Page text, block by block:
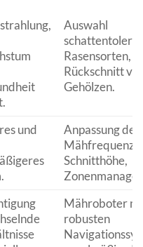
Auswahl
Rasensorten,
Rückschnitt
Gehölzen.
und
Anpassung der
Mähfrequenz
Schnitthöhe,
Mähroboter
robusten